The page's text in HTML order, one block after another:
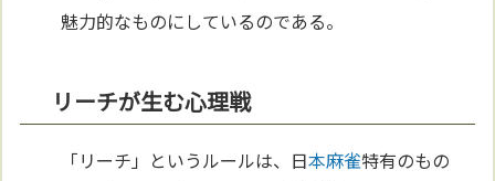
魅力的なものにしているのである。
リーチが生む心理戦
「リーチ」というルールは、日本麻雀特有のもの